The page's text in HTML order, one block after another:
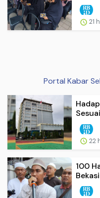
21
Portal Kabar
22
100